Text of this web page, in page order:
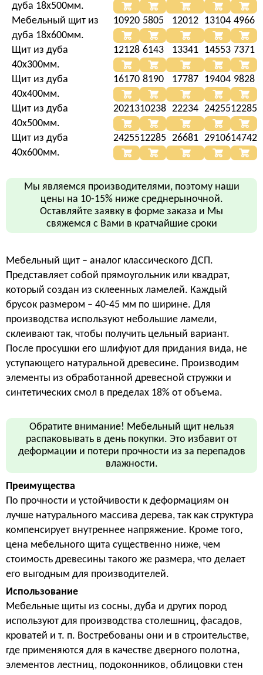
дуба 18х500мм.
Мебельный щит из
дуба 18х600мм.
10920 5805 12012 13104 4966
Щит из дуба
40х300мм.
12128 6143 13341 14553 7371
Щит из дуба
40х400мм.
16170 8190 17787 19404 9828
Щит из дуба
40х500мм.
2021310238 22234 2425512285
Щит из дуба
40х600мм.
2425512285 26681 2910614742
Мы являемся производителями, поэтому наши
цены на 10-15% ниже среднерыночной.
Оставляйте заявку в форме заказа и Мы
свяжемся с Вами в кратчайшие сроки
Мебельный щит – аналог классического ДСП.
Представляет собой прямоугольник или квадрат,
который создан из склеенных ламелей. Каждый
брусок размером – 40-45 мм по ширине. Для
производства используют небольшие ламели,
склеивают так, чтобы получить цельный вариант.
После просушки его шлифуют для придания вида, не
уступающего натуральной древесине. Производим
элементы из обработанной древесной стружки и
синтетических смол в пределах 18% от объема.
Обратите внимание! Мебельный щит нельзя
распаковывать в день покупки. Это избавит от
деформации и потери прочности из за перепадов
влажности.
Преимущества
По прочности и устойчивости к деформациям он
лучше натурального массива дерева, так как структура
компенсирует внутреннее напряжение. Кроме того,
цена мебельного щита существенно ниже, чем
стоимость древесины такого же размера, что делает
его выгодным для производителей.
Использование
Мебельные щиты из сосны, дуба и других пород
используют для производства столешниц, фасадов,
кроватей и т. п. Востребованы они и в строительстве,
где применяются для в качестве дверного полотна,
элементов лестниц, подоконников, облицовки стен